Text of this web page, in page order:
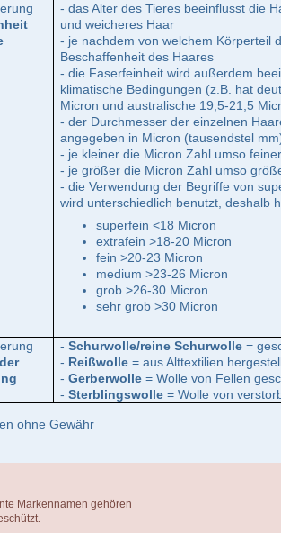
- das Alter des Tieres beeinflusst die
und weicheres Haar
- je nachdem von welchem Körperteil
Beschaffenheit des Haares
- die Faserfeinheit wird außerdem
klimatische Bedingungen (z.B. hat
Micron und australische 19,5-21,5
- der Durchmesser der einzelnen
angegeben in Micron (tausendstel
- je kleiner die Micron Zahl umso
- je größer die Micron Zahl umso
- die Verwendung der Begriffe von
wird unterschiedlich benutzt, deshalb
superfein <18 Micron
extrafein >18-20 Micron
fein >20-23 Micron
medium >23-26 Micron
grob >26-30 Micron
sehr grob >30 Micron
-Schurwolle/reine Schurwolle =
- Reißwolle = aus Alttextilien
-Gerberwolle = Wolle von Fellen
-Sterblingswolle = Wolle von
ohne Gewähr
Markennamen gehören